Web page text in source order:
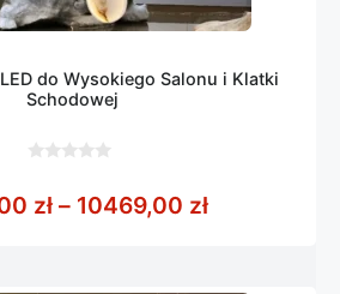
do Wysokiego Salonu i Klatki
Schodowej
5zł – 10469,00 złZakres